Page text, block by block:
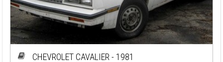
CHEVROLET CAVALIER - 1981